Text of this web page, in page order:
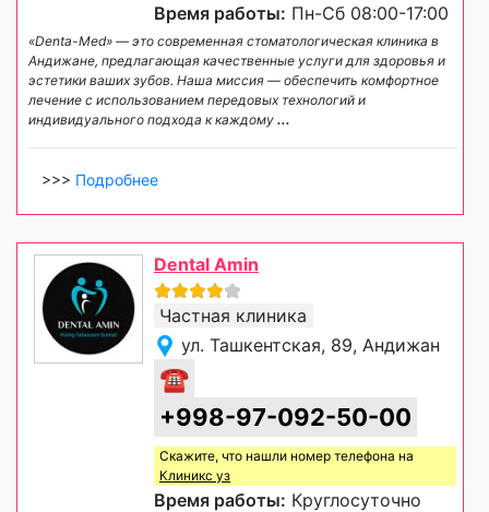
Время работы: Пн-Сб 08:00-17:00
«Denta-Med» — это современная стоматологическая клиника в
Андижане, предлагающая качественные услуги для здоровья и
эстетики ваших зубов. Наша миссия — обеспечить комфортное
лечение с использованием передовых технологий и
индивидуального подхода к каждому ...
>>> Подробнее
Dental Amin
Частная клиника
ул. Ташкентская, 89, Андижан
☎
+998-97-092-50-00
Скажите, что нашли номер телефона на
Клиникс уз
Время работы: Круглосуточно